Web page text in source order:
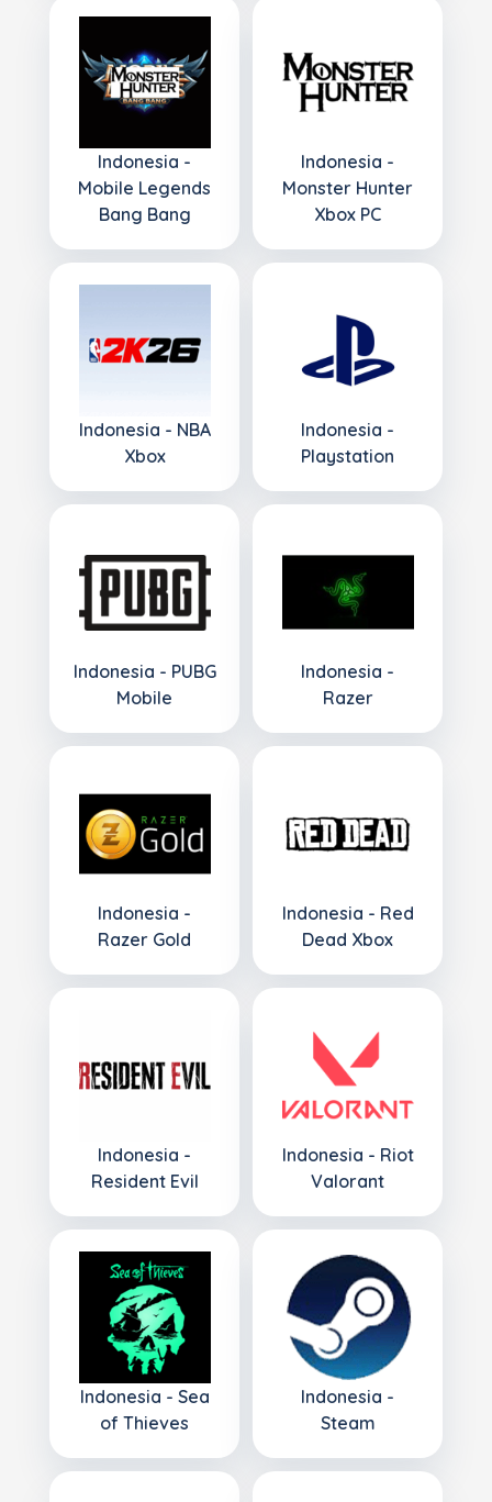
Indonesia -
Mobile Legends
Bang Bang
Indonesia -
Monster Hunter
Xbox PC
Indonesia - NBA
Xbox
Indonesia -
Playstation
Indonesia - PUBG
Mobile
Indonesia -
Razer
Indonesia -
Razer Gold
Indonesia - Red
Dead Xbox
Indonesia -
Resident Evil
Indonesia - Riot
Valorant
Indonesia - Sea
of Thieves
Indonesia -
Steam